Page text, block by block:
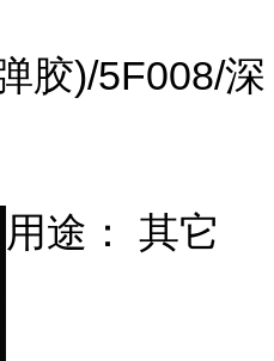
胶)/5F008/深
用途： 其它